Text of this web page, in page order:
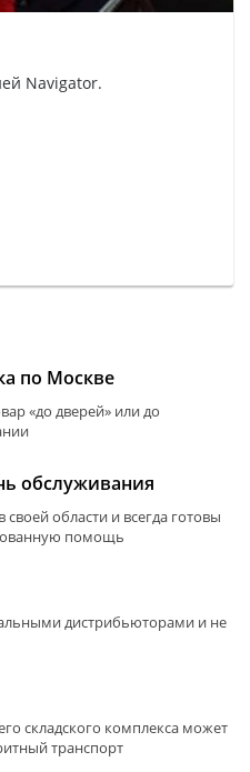
Navigator.
по Москве
«до дверей» или до
обслуживания
области и всегда готовы
помощь
дистрибьюторами и не
складского комплекса может
транспорт